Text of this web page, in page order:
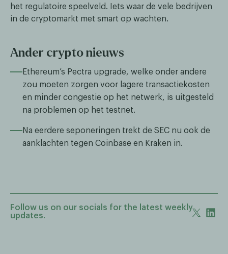
het regulatoire speelveld. Iets waar de vele bedrijven
in de cryptomarkt met smart op wachten.
Ander crypto nieuws
Ethereum’s Pectra upgrade, welke onder andere
zou moeten zorgen voor lagere transactiekosten
en minder congestie op het netwerk, is uitgesteld
na problemen op het testnet.
Na eerdere seponeringen trekt de SEC nu ook de
aanklachten tegen Coinbase en Kraken in.
Follow us on our socials for the latest weekly
updates.